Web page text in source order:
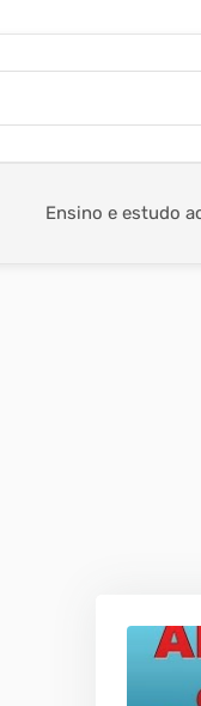
Ensino e estudo